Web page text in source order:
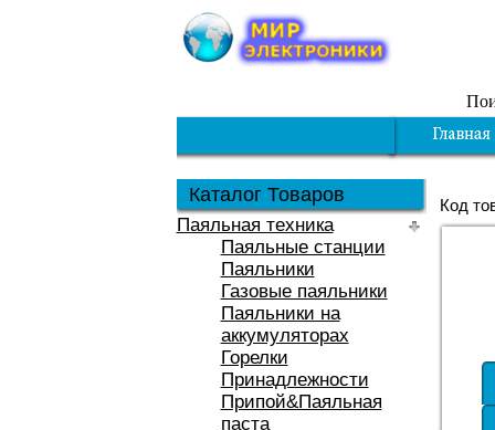
Каталог Товаров
Паяльная техника
Паяльные станции
Паяльники
Газовые паяльники
Паяльники на
аккумуляторах
Горелки
Принадлежности
Припой&Паяльная
паста
Код